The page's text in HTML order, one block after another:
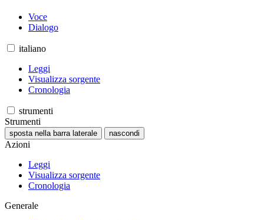
Voce
Dialogo
italiano
Leggi
Visualizza sorgente
Cronologia
strumenti
Strumenti
sposta nella barra laterale nascondi
Azioni
Leggi
Visualizza sorgente
Cronologia
Generale